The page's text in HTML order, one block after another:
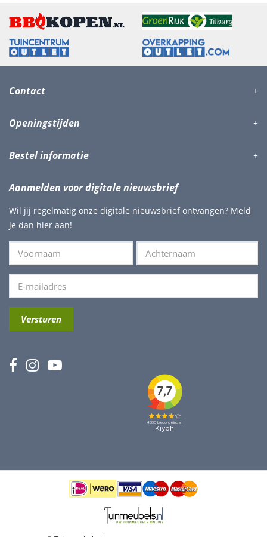
Contact
Openingstijden
Bestel informatie
Aanmelden voor digitale nieuwsbrief
Wil jij regelmatig onze digitale nieuwsbrief ontvangen? Meld
je dan hier aan!